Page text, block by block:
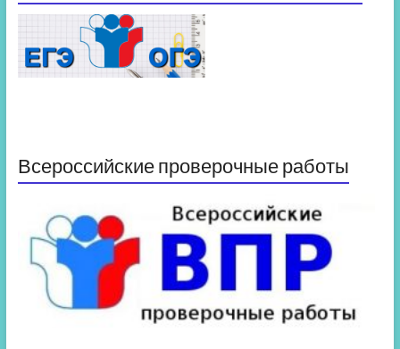
Всероссийские проверочные работы